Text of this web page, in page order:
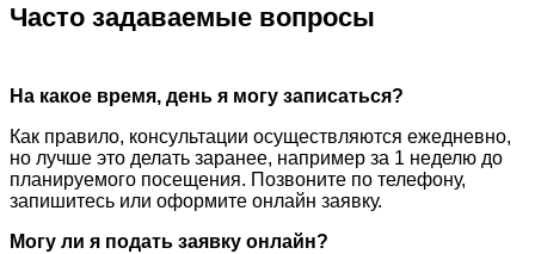
Часто задаваемые вопросы
На какое время, день я могу записаться?
Как правило, консультации осуществляются ежедневно,
но лучше это делать заранее, например за 1 неделю до
планируемого посещения. Позвоните по телефону,
запишитесь или оформите онлайн заявку.
Могу ли я подать заявку онлайн?